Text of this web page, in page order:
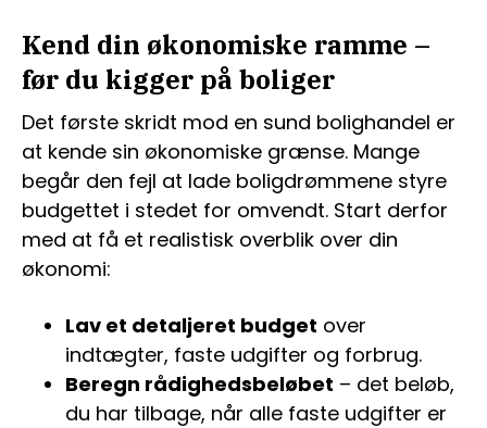
Kend din økonomiske ramme –
før du kigger på boliger
Det første skridt mod en sund bolighandel er
at kende sin økonomiske grænse. Mange
begår den fejl at lade boligdrømmene styre
budgettet i stedet for omvendt. Start derfor
med at få et realistisk overblik over din
økonomi:
Lav et detaljeret budget over
indtægter, faste udgifter og forbrug.
Beregn rådighedsbeløbet – det beløb,
du har tilbage, når alle faste udgifter er